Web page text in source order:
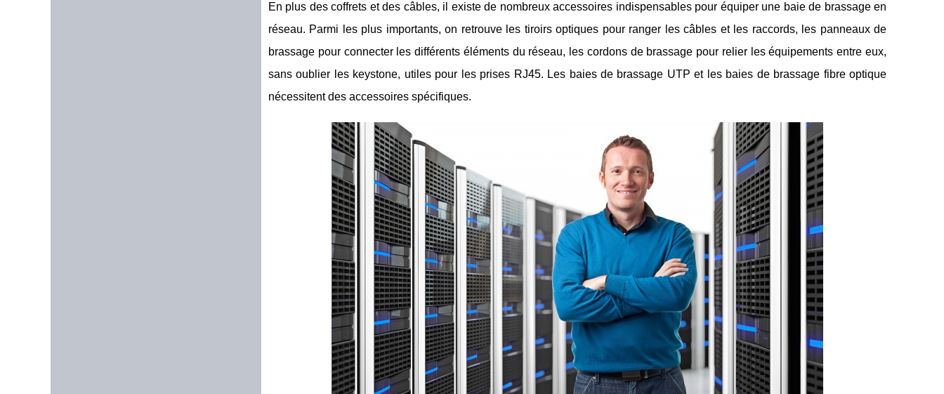
En plus des coffrets et des câbles, il existe de nombreux accessoires indispensables pour équiper une baie de brassage en
réseau. Parmi les plus importants, on retrouve les tiroirs optiques pour ranger les câbles et les raccords, les panneaux de
brassage pour connecter les différents éléments du réseau, les cordons de brassage pour relier les équipements entre eux,
sans oublier les keystone, utiles pour les prises RJ45. Les baies de brassage UTP et les baies de brassage fibre optique
nécessitent des accessoires spécifiques.